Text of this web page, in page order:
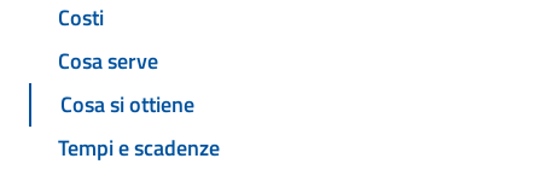
Costi
Cosa serve
Cosa si ottiene
Tempi e scadenze